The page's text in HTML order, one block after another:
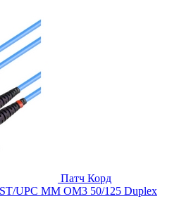
Патч Корд
UPC MM OM3 50/125 Duplex